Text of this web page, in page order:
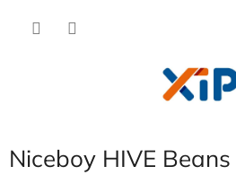
Niceboy HIVE